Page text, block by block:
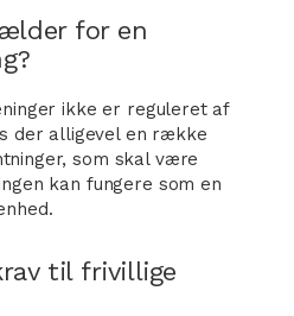
for en
ikke er reguleret af
der alligevel en række
som skal være
kan fungere som en
til frivillige